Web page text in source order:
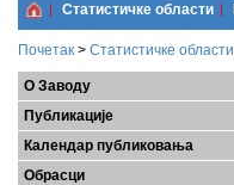
Статистичке области
Почетак > Статистичке области
О Заводу
Публикације
Календар публиковања
Обрасци